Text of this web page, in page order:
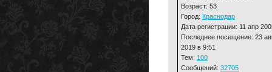
Возраст: 53
Город: Краснодар
Дата регистрации: 11 апр
Последнее посещение: 23
2019 в 9:51
Тем: 100
Сообщений: 32705